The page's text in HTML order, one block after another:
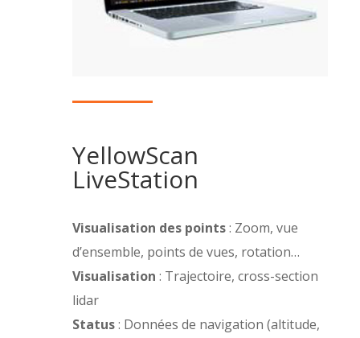
YellowScan
LiveStation
Visualisation des points: Zoom, vue
d’ensemble, points de vues, rotation…
Visualisation : Trajectoire, cross-section
lidar
Status: Données de navigation (altitude,